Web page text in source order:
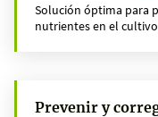
Solución óptima para
nutrientes en el
Prevenir y